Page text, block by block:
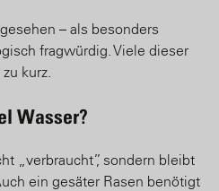
– als besonders
fragwürdig. Viele dieser
kurz.
Wasser?
„verbraucht”, sondern bleibt
ein gesäter Rasen benötigt